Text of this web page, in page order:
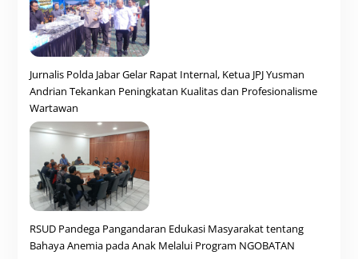
Jurnalis Polda Jabar Gelar Rapat Internal, Ketua JPJ Yusman
Andrian Tekankan Peningkatan Kualitas dan Profesionalisme
Wartawan
RSUD Pandega Pangandaran Edukasi Masyarakat tentang
Bahaya Anemia pada Anak Melalui Program NGOBATAN